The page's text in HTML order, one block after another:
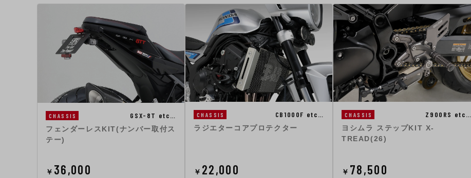
CHASSIS GSX-8T etc…
フェンダーレスKIT(ナンバー取付ス
テー)
￥ 36,000
CHASSIS CB1000F etc…
ラジエターコアプロテクター
￥ 22,000
CHASSIS Z900RS etc…
ヨシムラ ステップKIT X-
TREAD(26)
￥ 78,500